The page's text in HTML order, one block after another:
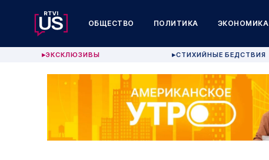
ОБЩЕСТВО ПОЛИТИКА ЭКОНОМИКА
▶ЭКСКЛЮЗИВЫ ▶СТИХИЙНЫЕ БЕДСТВИЯ